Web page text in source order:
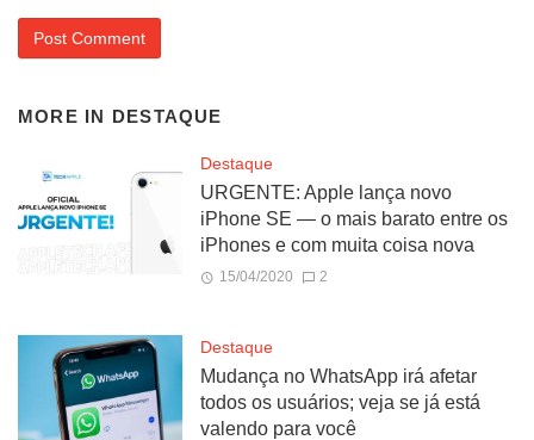
MORE IN DESTAQUE
Destaque
URGENTE: Apple lança novo
iPhone SE — o mais barato entre os
iPhones e com muita coisa nova
15/04/2020 2
Destaque
Mudança no WhatsApp irá afetar
todos os usuários; veja se já está
valendo para você